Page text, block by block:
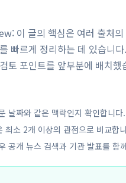
이 글의 핵심은 여러 출처의
빠르게 정리하는 데 있습니
토 포인트를 앞부분에 배치했
날짜와 같은 맥락인지 확인합니다.
최소 2개 이상의 관점으로 비교합
공개 뉴스 검색과 기관 발표를 함